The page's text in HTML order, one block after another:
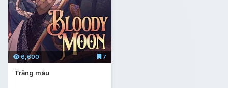
6,600 7
Trăng máu